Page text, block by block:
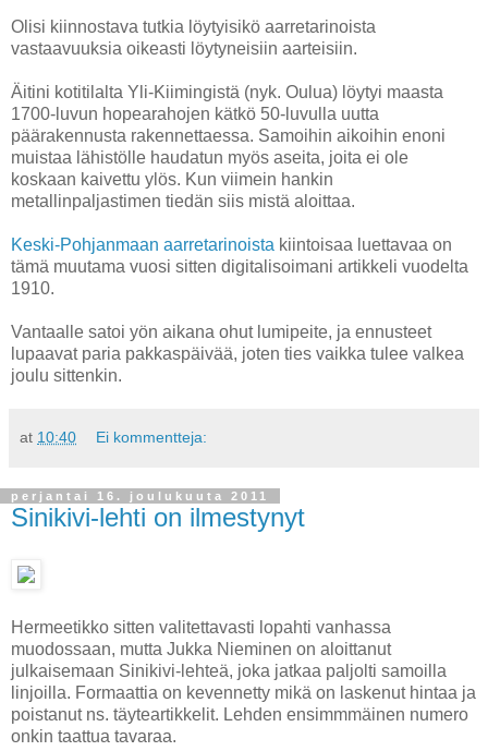
Olisi kiinnostava tutkia löytyisikö aarretarinoista
vastaavuuksia oikeasti löytyneisiin aarteisiin.
Äitini kotitilalta Yli-Kiimingistä (nyk. Oulua) löytyi maasta
1700-luvun hopearahojen kätkö 50-luvulla uutta
päärakennusta rakennettaessa. Samoihin aikoihin enoni
muistaa lähistölle haudatun myös aseita, joita ei ole
koskaan kaivettu ylös. Kun viimein hankin
metallinpaljastimen tiedän siis mistä aloittaa.
Keski-Pohjanmaan aarretarinoista kiintoisaa luettavaa on
tämä muutama vuosi sitten digitalisoimani artikkeli vuodelta
1910.
Vantaalle satoi yön aikana ohut lumipeite, ja ennusteet
lupaavat paria pakkaspäivää, joten ties vaikka tulee valkea
joulu sittenkin.
at 10:40 Ei kommentteja:
perjantai 16. joulukuuta 2011
Sinikivi-lehti on ilmestynyt
Hermeetikko sitten valitettavasti lopahti vanhassa
muodossaan, mutta Jukka Nieminen on aloittanut
julkaisemaan Sinikivi-lehteä, joka jatkaa paljolti samoilla
linjoilla. Formaattia on kevennetty mikä on laskenut hintaa ja
poistanut ns. täyteartikkelit. Lehden ensimmmäinen numero
onkin taattua tavaraa.